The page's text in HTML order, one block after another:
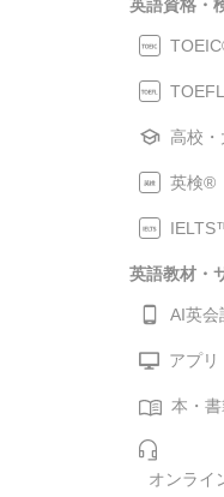
英語資格・
高校
英検®
英語教材・
AI英会
アプリ
本・
オンライ